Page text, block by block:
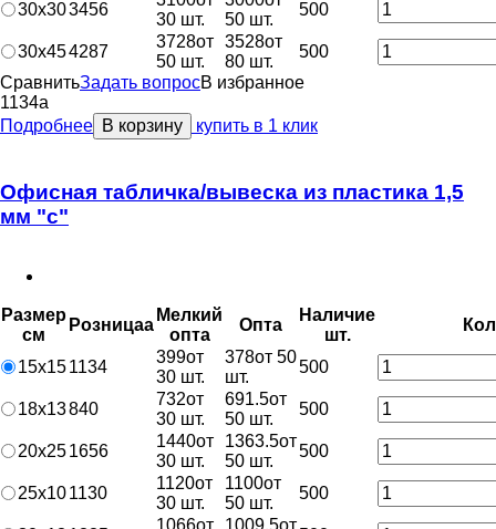
30х303456
30 шт.
50 шт.
500
30х454287
3728от
50 шт.
3528от
80 шт.
500
СравнитьЗадать вопросВ избранное
1134a
Подробнее В корзину купить в 1 клик
Офисная табличка/вывеска из пластика 1,5
мм "с"
Размер
см
Розницаa
Мелкий
оптa
Оптa
Наличие
шт.
15х151134
399от
30 шт.
378от 50
шт.
500
18х13840
732от
30 шт.
691.5от
50 шт.
500
20х251656
1440от
30 шт.
1363.5от
50 шт.
500
25х101130
1120от
30 шт.
1100от
50 шт.
500